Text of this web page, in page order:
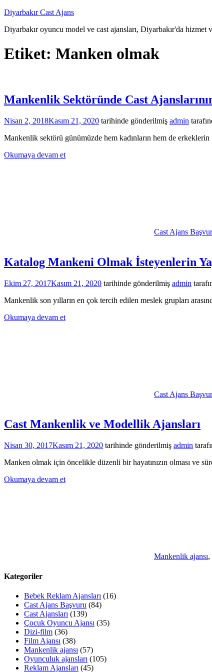
İçeriğe
Diyarbakır Cast Ajans
Diyarbakır oyuncu model ve cast ajansları, Diyarbakır'da hizmet
Etiket: Manken olmak
Mankenlik Sektöründe Cast
Nisan 2, 2018Kasım 21, 2020 tarihinde gönderilmiş admin
Mankenlik sektörü günümüzde hem kadınların hem de
Okumaya devam et
Cast Ajans
Katalog Mankeni Olmak İsteyenlerin
Ekim 27, 2017Kasım 21, 2020 tarihinde gönderilmiş admin
Mankenlik son yılların en çok tercih edilen meslek grupları
Okumaya devam et
Cast Ajans
Cast Mankenlik ve Modellik Ajansları
Nisan 30, 2017Kasım 21, 2020 tarihinde gönderilmiş admin
Manken olmak için öncelikle düzenli bir hayatınızın olması ve
Okumaya devam et
Mankenlik ajansı,
Kategoriler
Bebek Reklam Ajansları (16)
Cast Ajans Başvuru (84)
Cast Ajansları (139)
Çocuk Oyuncu Ajansı (35)
Dizi-film (36)
Film Ajansı (38)
Mankenlik ajansı (57)
Oyunculuk ajansları (105)
Reklam Ajansları (45)